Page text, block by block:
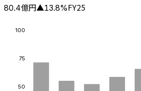
80.4億円▲13.8%FY25
50
75
100